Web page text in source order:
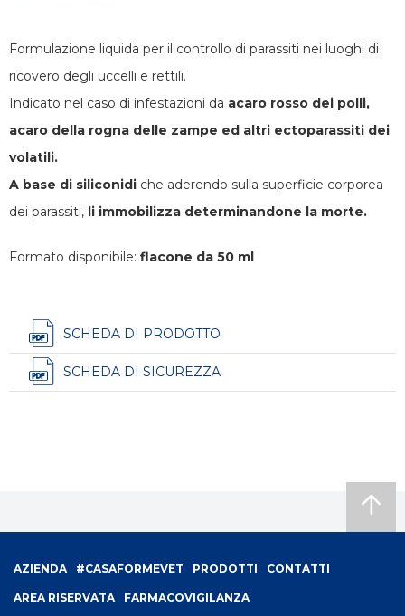
Formulazione liquida per il controllo di parassiti nei luoghi di
ricovero degli uccelli e rettili.
Indicato nel caso di infestazioni da acaro rosso dei polli,
acaro della rogna delle zampe ed altri ectoparassiti dei
volatili.
A base di siliconidi che aderendo sulla superficie corporea
dei parassiti, li immobilizza determinandone la morte.
Formato disponibile: flacone da 50 ml
SCHEDA DI PRODOTTO
SCHEDA DI SICUREZZA
Footer
menu
AZIENDA #CASAFORMEVET PRODOTTI CONTATTI
AREA RISERVATA FARMACOVIGILANZA